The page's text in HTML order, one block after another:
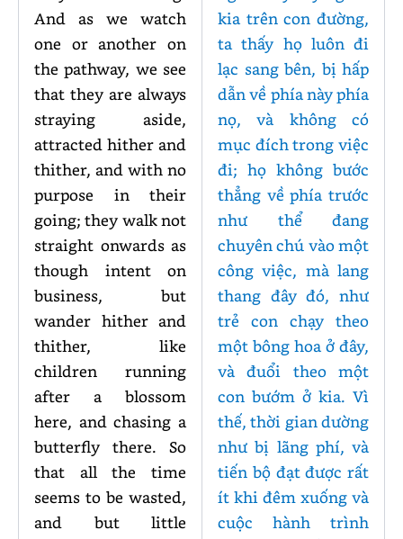
And as we watch
one or another on
the pathway, we see
that they are always
straying aside,
attracted hither and
thither, and with no
purpose in their
going; they walk not
straight onwards as
though intent on
business, but
wander hither and
thither, like
children running
after a blossom
here, and chasing a
butterfly there. So
that all the time
seems to be wasted,
and but little
kia trên con đường,
ta thấy họ luôn đi
lạc sang bên, bị hấp
dẫn về phía này phía
nọ, và không có
mục đích trong việc
đi; họ không bước
thẳng về phía trước
như thể đang
chuyên chú vào một
công việc, mà lang
thang đây đó, như
trẻ con chạy theo
một bông hoa ở đây,
và đuổi theo một
con bướm ở kia. Vì
thế, thời gian dường
như bị lãng phí, và
tiến bộ đạt được rất
ít khi đêm xuống và
cuộc hành trình